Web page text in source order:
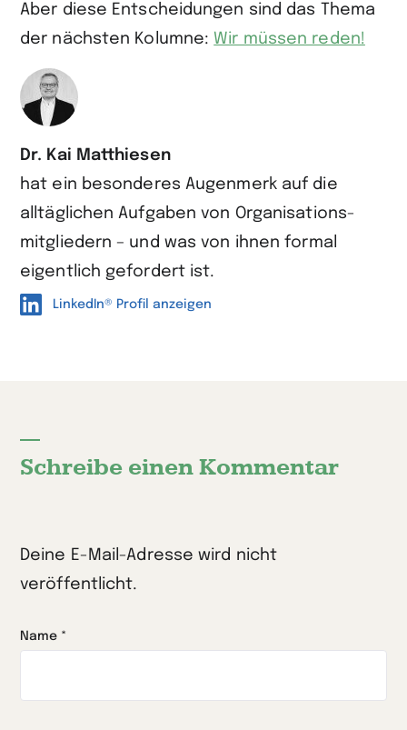
Aber diese Entscheidungen sind das Thema
der nächsten Kolumne: Wir müssen reden!
Dr. Kai Matthiesen
hat ein besonderes Augen­merk auf die
alltäglichen Aufgaben von Organisations­
mitgliedern – und was von ihnen formal
eigentlich gefordert ist.
LinkedIn® Profil anzeigen
Schreibe einen Kommentar
Deine E-Mail-Adresse wird nicht
veröffentlicht.
Name *